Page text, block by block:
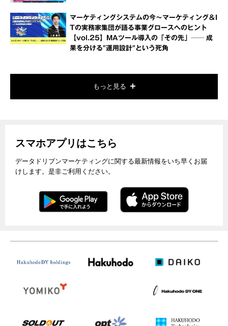
マーケティングシステムの今～マーケティング＆I
Tの実務家集団が語る事業グロースへのヒント
【vol.25】MAツール導入の「その先」── 成
果を分ける"運用設計"という死角
もっと見る
スマホアプリはこちら
データドリブンマーケティングに関する最新情報をいち早くお届
けします。是非ご利用ください。